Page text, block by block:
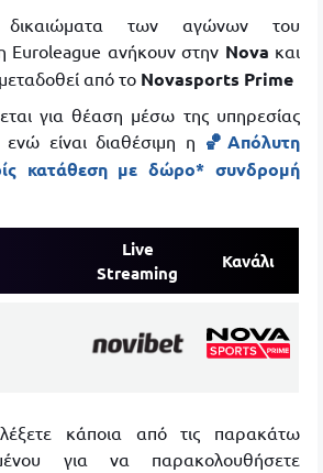
δικαιώματα των αγώνων του
Euroleague ανήκουν στην Nova και
από το Novasports Prime
για θέαση μέσω της υπηρεσίας
ενώ είναι διαθέσιμη η 🏀Απόλυτη
κατάθεση με δώρο* συνδρομή
Live
Streaming
Κανάλι
κάποια από τις παρακάτω
για να παρακολουθήσετε